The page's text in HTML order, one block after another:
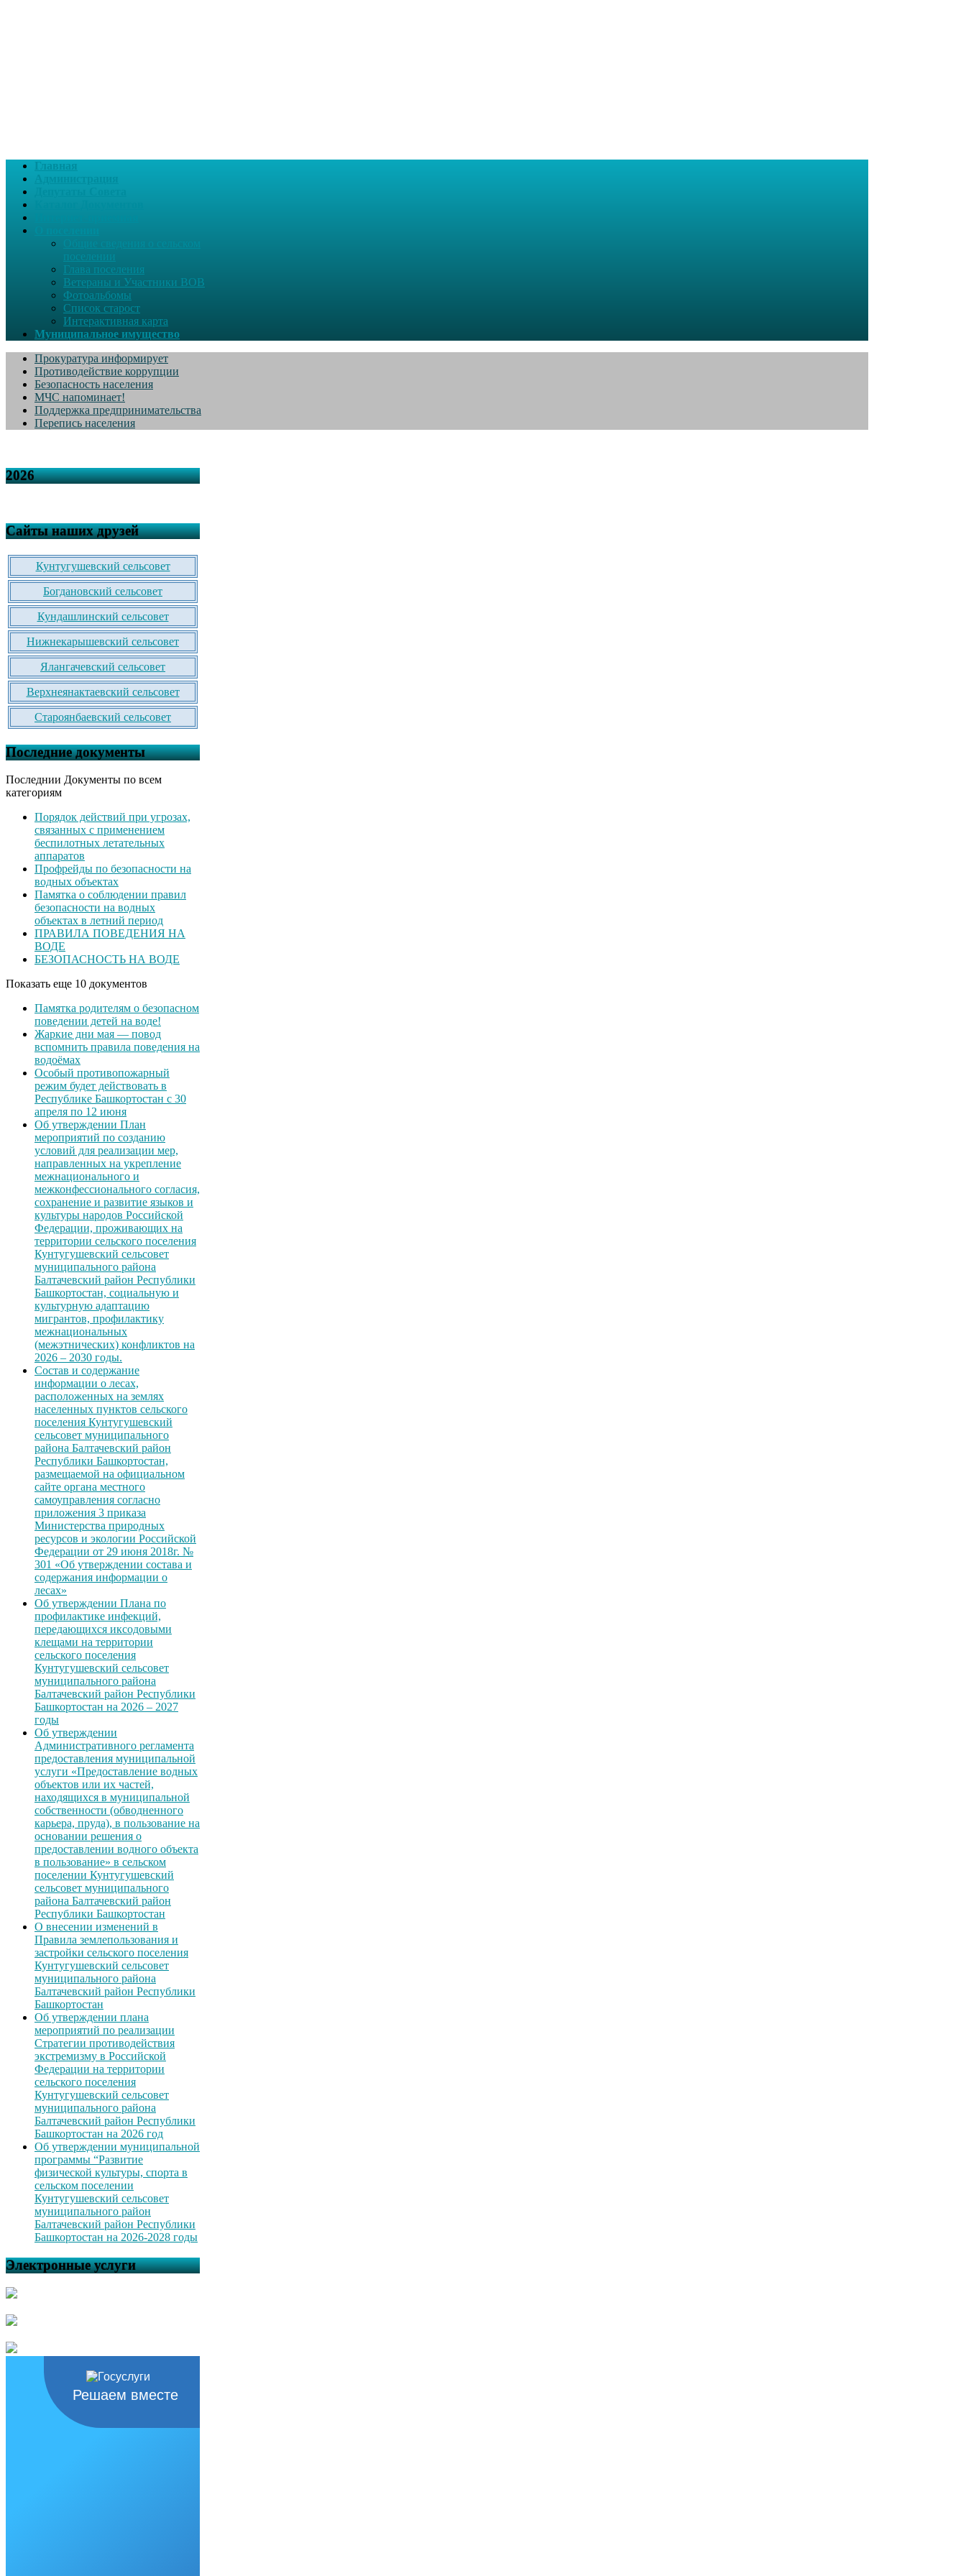
Главная
поселении
Глава поселения
Ветераны и Участники ВОВ
Фотоальбомы
Список старост
Интерактивная карта
Муниципальное имущество
Прокуратура информирует
Противодействие коррупции
Безопасность населения
МЧС напоминает!
Поддержка предпринимательства
Перепись населения
2026
Сайты наших друзей
Кунтугушевский сельсовет
Богдановский сельсовет
Кундашлинский сельсовет
Нижнекарышевский сельсовет
Ялангачевский сельсовет
Верхнеянактаевский сельсовет
Староянбаевский сельсовет
Последние документы
Последнии Документы по всем
категориям
Порядок действий при угрозах,
связанных с применением
беспилотных летательных
аппаратов
Профрейды по безопасности на
водных объектах
Памятка о соблюдении правил
безопасности на водных
объектах в летний период
ПРАВИЛА ПОВЕДЕНИЯ НА
ВОДЕ
БЕЗОПАСНОСТЬ НА ВОДЕ
Показать еще 10 документов
Памятка родителям о безопасном
поведении детей на воде!
Жаркие дни мая — повод
вспомнить правила поведения на
водоёмах
Особый противопожарный
режим будет действовать в
Республике Башкортостан с 30
апреля по 12 июня
Об утверждении План
мероприятий по созданию
условий для реализации мер,
направленных на укрепление
межнационального и
межконфессионального согласия,
сохранение и развитие языков и
культуры народов Российской
Федерации, проживающих на
территории сельского поселения
Кунтугушевский сельсовет
муниципального района
Балтачевский район Республики
Башкортостан, социальную и
культурную адаптацию
мигрантов, профилактику
межнациональных
(межэтнических) конфликтов на
2026 – 2030 годы.
Состав и содержание
информации о лесах,
расположенных на землях
населенных пунктов сельского
поселения Кунтугушевский
сельсовет муниципального
района Балтачевский район
Республики Башкортостан,
размещаемой на официальном
сайте органа местного
самоуправления согласно
приложения 3 приказа
Министерства природных
ресурсов и экологии Российской
Федерации от 29 июня 2018г. №
301 «Об утверждении состава и
содержания информации о
лесах»
Об утверждении Плана по
профилактике инфекций,
передающихся иксодовыми
клещами на территории
сельского поселения
Кунтугушевский сельсовет
муниципального района
Балтачевский район Республики
Башкортостан на 2026 – 2027
годы
Об утверждении
Административного регламента
предоставления муниципальной
услуги «Предоставление водных
объектов или их частей,
находящихся в муниципальной
собственности (обводненного
карьера, пруда), в пользование на
основании решения о
предоставлении водного объекта
в пользование» в сельском
поселении Кунтугушевский
сельсовет муниципального
района Балтачевский район
Республики Башкортостан
О внесении изменений в
Правила землепользования и
застройки сельского поселения
Кунтугушевский сельсовет
муниципального района
Балтачевский район Республики
Башкортостан
Об утверждении плана
мероприятий по реализации
Стратегии противодействия
экстремизму в Российской
Федерации на территории
сельского поселения
Кунтугушевский сельсовет
муниципального района
Балтачевский район Республики
Башкортостан на 2026 год
Об утверждении муниципальной
программы “Развитие
физической культуры, спорта в
сельском поселении
Кунтугушевский сельсовет
муниципального район
Балтачевский район Республики
Башкортостан на 2026-2028 годы
Электронные услуги
Решаем вместе